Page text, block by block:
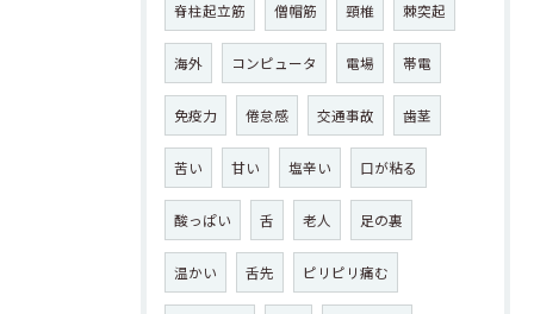
脊柱起立筋 僧帽筋 頸椎 棘突起
海外 コンピュータ 電場 帯電
免疫力 倦怠感 交通事故 歯茎
苦い 甘い 塩辛い 口が粘る
酸っぱい 舌 老人 足の裏
温かい 舌先 ピリピリ痛む